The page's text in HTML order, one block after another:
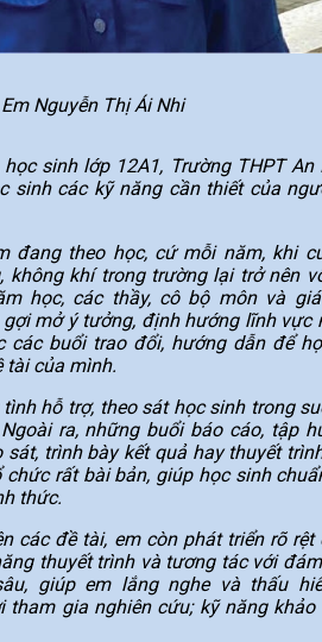
Em Nguyễn Thị Ái Nhi
sinh lớp 12A1, Trường THPT An
sinh các kỹ năng cần thiết của
đang theo học, cứ mỗi năm, khi
không khí trong trường lại trở nên
học, các thầy, cô bộ môn và
mở ý tưởng, định hướng lĩnh vực
các buổi trao đổi, hướng dẫn để
tài của mình.
hỗ trợ, theo sát học sinh trong
ra, những buổi báo cáo, tập
sát, trình bày kết quả hay thuyết
rất bài bản, giúp học sinh
thức.
các đề tài, em còn phát triển rõ rệt
thuyết trình và tương tác với
giúp em lắng nghe và thấu
tham gia nghiên cứu; kỹ năng khảo